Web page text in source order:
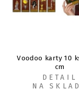
Voodoo karty 10
cm
DETAIL
NA